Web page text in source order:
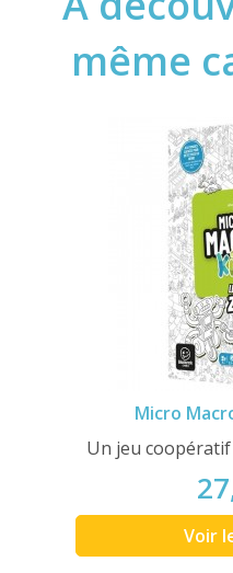
même
Micro
Un jeu
Voir